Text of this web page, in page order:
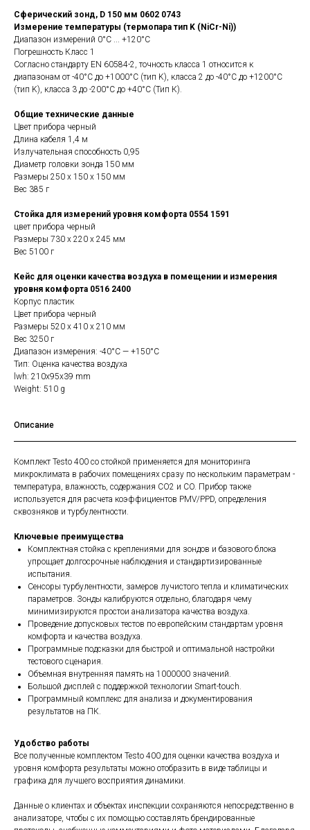
Сферический зонд, D 150 мм 0602 0743
Измерение температуры (термопара тип K (NiCr-Ni))
Диапазон измерений 0°C ... +120°C
Погрешность Класс 1
Согласно стандарту EN 60584-2, точность класса 1 относится к
диапазонам от -40°C до +1000°C (тип K), класса 2 до -40°C до +1200°C
(тип K), класса 3 до -200°C до +40°C (Тип К).
Общие технические данные
Цвет прибора черный
Длина кабеля 1,4 м
Излучательная способность 0,95
Диаметр головки зонда 150 мм
Размеры 250 x 150 x 150 мм
Вес 385 г
Стойка для измерений уровня комфорта 0554 1591
цвет прибора черный
Размеры 730 x 220 x 245 мм
Вес 5100 г
Кейс для оценки качества воздуха в помещении и измерения
уровня комфорта 0516 2400
Корпус пластик
Цвет прибора черный
Размеры 520 x 410 x 210 мм
Вес 3250 г
Диапазон измерения: -40°C — +150°C
Тип: Оценка качества воздуха
lwh: 210x95x39 mm
Weight: 510 g
Описание
Комплект Testo 400 со стойкой применяется для мониторинга
микроклимата в рабочих помещениях сразу по нескольким параметрам -
температура, влажность, содержания CO2 и CO. Прибор также
используется для расчета коэффициентов PMV/PPD, определения
сквозняков и турбулентности.
Ключевые преимущества
Комплектная стойка с креплениями для зондов и базового блока
упрощает долгосрочные наблюдения и стандартизированные
испытания.
Сенсоры турбулентности, замеров лучистого тепла и климатических
параметров. Зонды калибруются отдельно, благодаря чему
минимизируются простои анализатора качества воздуха.
Проведение допусковых тестов по европейским стандартам уровня
комфорта и качества воздуха.
Программные подсказки для быстрой и оптимальной настройки
тестового сценария.
Объемная внутренняя память на 1000000 значений.
Большой дисплей с поддержкой технологии Smart-touch.
Программный комплекс для анализа и документирования
результатов на ПК.
Удобство работы
Все полученные комплектом Testo 400 для оценки качества воздуха и
уровня комфорта результаты можно отобразить в виде таблицы и
графика для лучшего восприятия динамики.
Данные о клиентах и объектах инспекции сохраняются непосредственно в
анализаторе, чтобы с их помощью составлять брендированные